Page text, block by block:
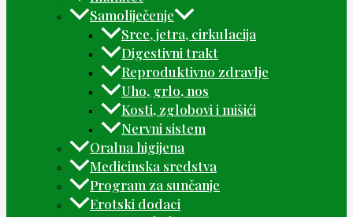
Samoliječenje
Srce, jetra, cirkulacija
Digestivni trakt
Reproduktivno zdravlje
Uho, grlo, nos
Kosti, zglobovi i mišići
Nervni sistem
Oralna higijena
Medicinska sredstva
Program za sunčanje
Erotski dodaci